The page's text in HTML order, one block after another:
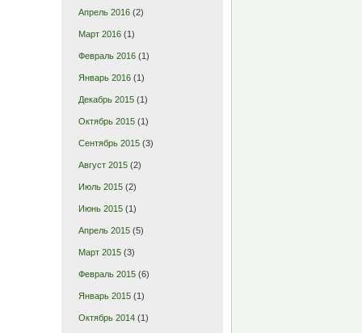
Апрель 2016(2)
Март 2016(1)
Февраль 2016(1)
Январь 2016(1)
Декабрь 2015(1)
Октябрь 2015(1)
Сентябрь 2015(3)
Август 2015(2)
Июль 2015(2)
Июнь 2015(1)
Апрель 2015(5)
Март 2015(3)
Февраль 2015(6)
Январь 2015(1)
Октябрь 2014(1)